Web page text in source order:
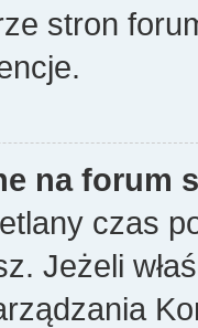
stron
na forum
czas
Jeżeli